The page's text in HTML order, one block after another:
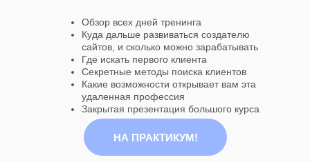
Обзор всех дней тренинга
Куда дальше развиваться создателю
сайтов, и сколько можно зарабатывать
Где искать первого клиента
Секретные методы поиска клиентов
Какие возможности открывает вам эта
удаленная профессия
Закрытая презентация большого курса
НА ПРАКТИКУМ!